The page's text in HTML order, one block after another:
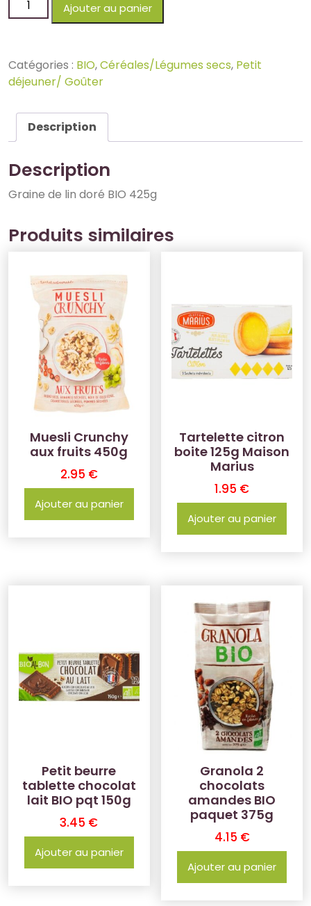
Ajouter au panier
Catégories : BIO,Céréales/Légumes secs, Petit
déjeuner/ Goûter
Description
Description
Graine de lin doré BIO 425g
Produits similaires
Muesli Crunchy
aux fruits 450g
2.95 €
Ajouter au panier
Tartelette citron
boite 125g Maison
Marius
1.95 €
Ajouter au panier
Petit beurre
tablette chocolat
lait BIO pqt 150g
3.45 €
Ajouter au panier
Granola 2
chocolats
amandes BIO
paquet 375g
4.15 €
Ajouter au panier